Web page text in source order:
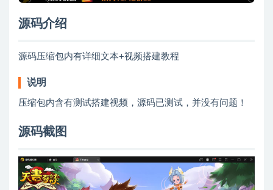
源码介绍
源码压缩包内有详细文本+视频搭建教程
说明
压缩包内含有测试搭建视频，源码已测试，并没有问题！
源码截图